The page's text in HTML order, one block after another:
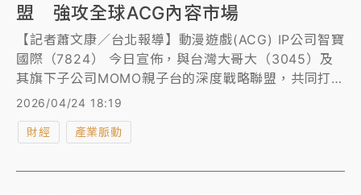
盟 強攻全球ACG內容市場
【記者蕭文康／台北報導】動漫遊戲(ACG) IP公司智寶
國際（7824） 今日宣佈，與台灣大哥大（3045）及
其旗下子公司MOMO親子台的深度戰略聯盟，共同打造
全新「泛娛樂生態閉環」的營運商業模式。展望2026
年，智寶對於整體營運正向成長深具信心，持續積極採
行「自有 IP × 製作委員會 × 授權營運」三引擎策略，
推升營運動能的關鍵「子彈」。
2026/04/24 18:19
財經 產業脈動